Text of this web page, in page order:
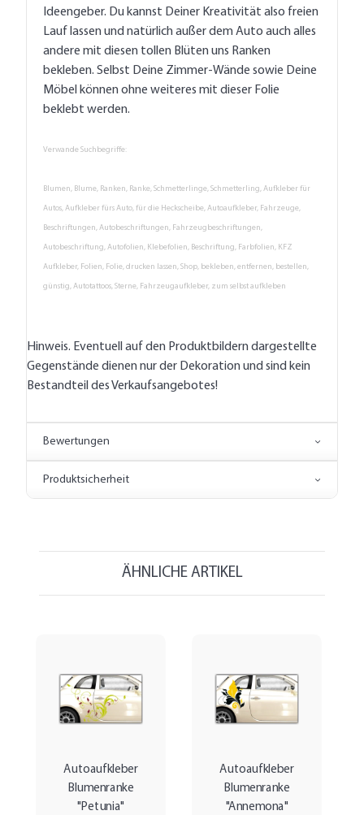
Ideengeber. Du kannst Deiner Kreativität also freien
Lauf lassen und natürlich außer dem Auto auch alles
andere mit diesen tollen Blüten uns Ranken
bekleben. Selbst Deine Zimmer-Wände sowie Deine
Möbel können ohne weiteres mit dieser Folie
beklebt werden.
Verwande Suchbegriffe:
Blumen, Blume, Ranken, Ranke, Schmetterlinge, Schmetterling, Aufkleber für
Autos, Aufkleber fürs Auto, für die Heckscheibe, Autoaufkleber, Fahrzeuge,
Beschriftungen, Autobeschriftungen, Fahrzeugbeschriftungen,
Autobeschriftung, Autofolien, Klebefolien, Beschriftung, Farbfolien, KFZ
Aufkleber, Folien, Folie, drucken lassen, Shop, bekleben, entfernen, bestellen,
günstig, Autotattoos, Sterne, Fahrzeugaufkleber, zum selbst aufkleben
Hinweis. Eventuell auf den Produktbildern dargestellte
Gegenstände dienen nur der Dekoration und sind kein
Bestandteil des Verkaufsangebotes!
Bewertungen
Produktsicherheit
ÄHNLICHE ARTIKEL
Autoaufkleber
Blumenranke
"Petunia"
Autoaufkleber
Blumenranke
"Annemona"